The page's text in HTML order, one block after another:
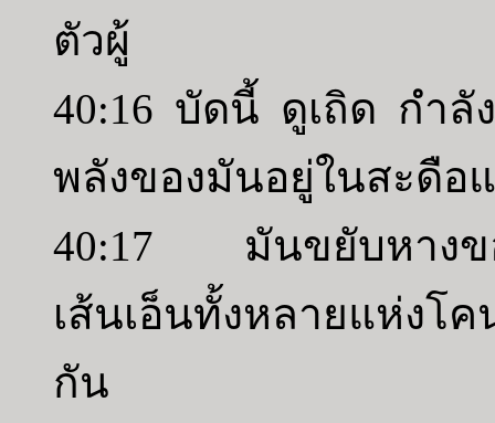
ตัวผู้
40:16 บัดนี้ ดูเถิด กำลั
พลังของมันอยู่ในสะดือ
40:17 มันขยับหางขอ
เส้นเอ็นทั้งหลายแห่งโ
กัน